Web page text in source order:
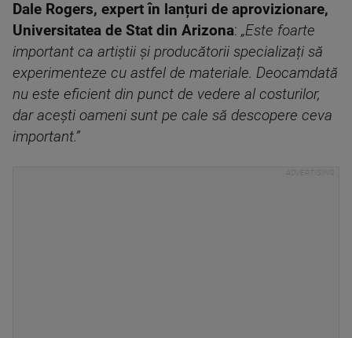
Dale Rogers, expert în lanțuri de aprovizionare,
Universitatea de Stat din Arizona: „Este foarte
important ca artiștii și producătorii specializați să
experimenteze cu astfel de materiale. Deocamdată
nu este eficient din punct de vedere al costurilor,
dar acești oameni sunt pe cale să descopere ceva
important.”